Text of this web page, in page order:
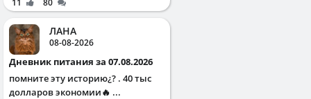
ЛАНА
08-08-2026
Дневник питания за 07.08.2026
помните эту историю¿? . 40 тыс
долларов экономии🔥 ...